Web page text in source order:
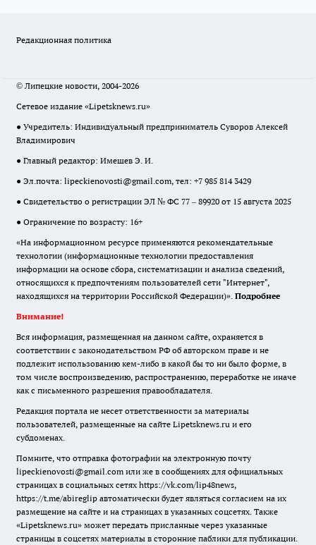
Редакционная политика
© Липецкие новости, 2004-2026
Сетевое издание «Lipetsknews.ru»
● Учредитель: Индивидуальный предприниматель Суворов Алексей
Владимирович
● Главный редактор: Имешев Э. И.
● Эл.почта: lipeckienovosti@gmail.com, тел: +7 985 814 3429
● Свидетельство о регистрации ЭЛ № ФС 77 – 89920 от 15 августа 2025
● Ограничение по возрасту: 16+
«На информационном ресурсе применяются рекомендательные
технологии (информационные технологии предоставления
информации на основе сбора, систематизации и анализа сведений,
относящихся к предпочтениям пользователей сети "Интернет",
находящихся на территории Российской Федерации)». Подробнее
Внимание!
Вся информация, размещенная на данном сайте, охраняется в
соответствии с законодательством РФ об авторском праве и не
подлежит использованию кем-либо в какой бы то ни было форме, в
том числе воспроизведению, распространению, переработке не иначе
как с письменного разрешения правообладателя.
Редакция портала не несет ответственности за материалы
пользователей, размещенные на сайте Lipetsknews.ru и его
субдоменах.
Помните, что отправка фотографии на электронную почту
lipeckienovosti@gmail.com или же в сообщениях для официальных
страницах в социальных сетях https://vk.com/lip48news,
https://t.me/abireglip автоматически будет являться согласием на их
размещение на сайте и на страницах в указанных соцсетях. Также
«Lipetsknews.ru» может передать присланные через указанные
страницы в соцсетях материалы в сторонние паблики для публикации.